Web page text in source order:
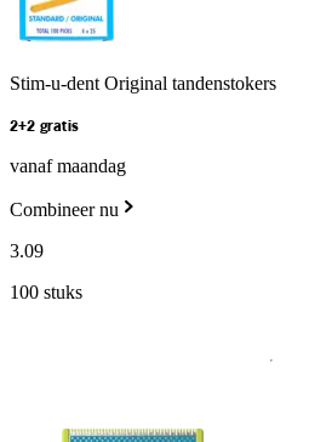
Stim-u-dent Original tandenstokers
2+2 gratis
vanaf maandag
Combineer nu
3.09
100 stuks